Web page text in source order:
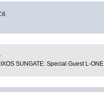
SUNGATE: Special Guest L-ONE